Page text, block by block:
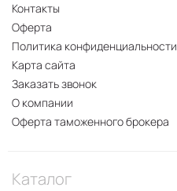
Контакты
Оферта
Политика конфиденциальности
Карта сайта
Заказать звонок
О компании
Оферта таможенного брокера
Каталог